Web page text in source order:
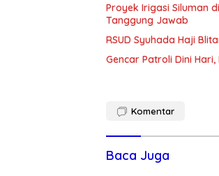
Proyek Irigasi Siluman
Tanggung Jawab
RSUD Syuhada Haji
Gencar Patroli Dini
Komentar
Baca Juga